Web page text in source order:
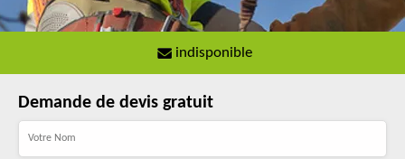
indisponible
Demande de devis gratuit